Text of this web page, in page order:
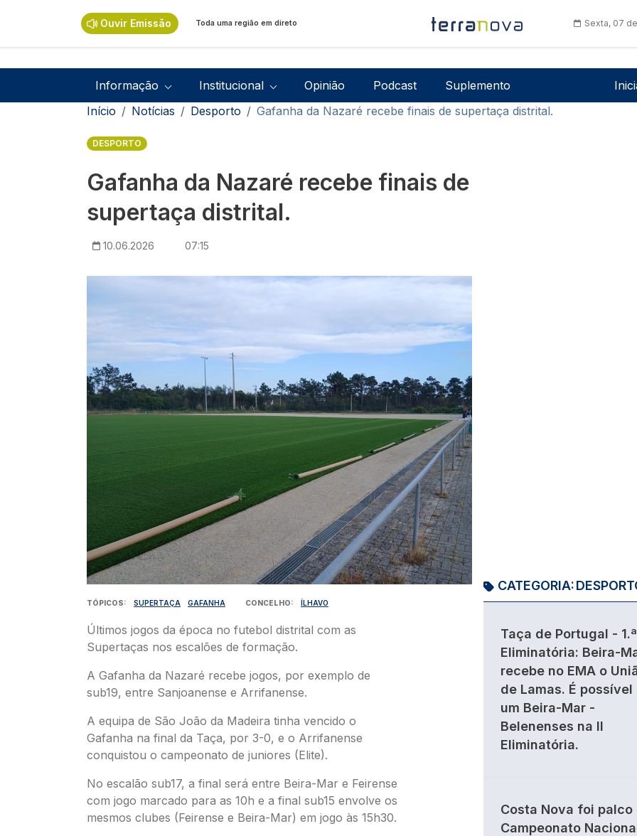
Ouvir Emissão Toda uma região em direto Sexta, 07
Navegação principal
Informação Institucional Opinião Podcast Suplemento
Navegação estrutural
Início Notícias Desporto Gafanha da Nazaré recebe finais de supertaça distrital.
DESPORTO
Gafanha da Nazaré recebe finais de
supertaça distrital.
10.06.2026 07:15
TÓPICOS SUPERTAÇA GAFANHA CONCELHO ÍLHAVO
Últimos jogos da época no futebol distrital com as
Supertaças nos escalões de formação.
A Gafanha da Nazaré recebe jogos, por exemplo de
sub19, entre Sanjoanense e Arrifanense.
A equipa de São João da Madeira tinha vencido o
Gafanha na final da Taça, por 3-0, e o Arrifanense
conquistou o campeonato de juniores (Elite).
No escalão sub17, a final será entre Beira-Mar e Feirense
com jogo marcado para as 10h e a final sub15 envolve os
mesmos clubes (Feirense e Beira-Mar) em jogo às 15h30.
CATEGORIA:
Taça de Portugal - 1.ª
Eliminatória: Beira-
recebe no EMA o
de Lamas. É possível
um Beira-Mar -
Belenenses na II
Eliminatória.
Costa Nova foi palco
Campeonato